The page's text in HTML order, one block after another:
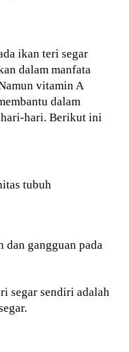
ikan teri segar
dalam manfata
vitamin A
dalam
hari. Berikut ini
tubuh
gangguan pada
segar sendiri adalah